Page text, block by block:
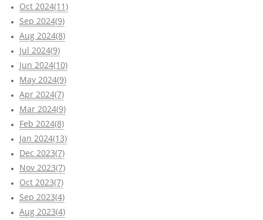
Oct 2024(11)
Sep 2024(9)
Aug 2024(8)
Jul 2024(9)
Jun 2024(10)
May 2024(9)
Apr 2024(7)
Mar 2024(9)
Feb 2024(8)
Jan 2024(13)
Dec 2023(7)
Nov 2023(7)
Oct 2023(7)
Sep 2023(4)
Aug 2023(4)